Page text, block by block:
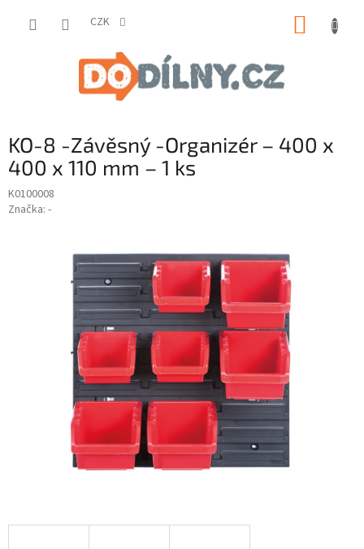
CZK
KO-8 -Závěsný -Organizér – 400 x
400 x 110 mm – 1 ks
K0100008
Značka: -